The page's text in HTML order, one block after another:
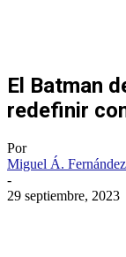
El Batman
redefinir
Por
Miguel Á. Fernández
-
29 septiembre, 2023